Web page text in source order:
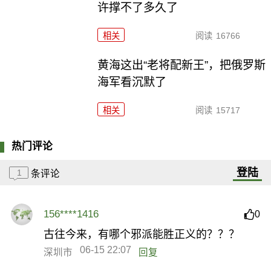
许撑不了多久了
相关 阅读 16766
黄海这出“老将配新王”，把俄罗斯
海军看沉默了
相关 阅读 15717
热门评论
1 条评论 登陆
156****1416 0
古往今来，有哪个邪派能胜正义的？？？
深圳市 06-15 22:07 回复